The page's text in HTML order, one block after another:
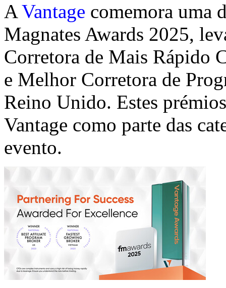
AVantage comemora uma
Magnates Awards 2025,
Corretora de Mais Rápido
e Melhor Corretora de
Reino Unido. Estes
Vantage como parte das
evento.